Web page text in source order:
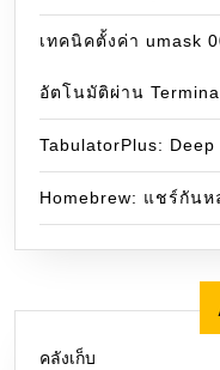
เทคนิคตั้งค่า umask
อัตโนมัติผ่าน
TabulatorPlus: Deep
Homebrew: แชร์กัน
คลังเก็บ